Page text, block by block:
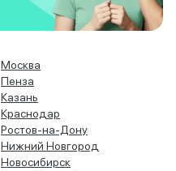
Москва
Пенза
Казань
Краснодар
Ростов-на-Дону
Нижний Новгород
Новосибирск